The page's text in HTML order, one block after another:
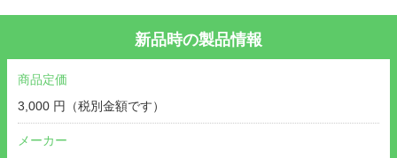
新品時の製品情報
商品定価
3,000 円（税別金額です）
メーカー